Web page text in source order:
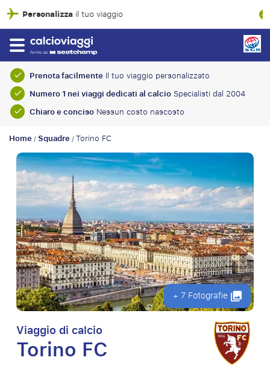
Garanzia finanziaria al 100%
Prenota facilmente Il tuo viaggio personalizzato
Numero 1 nei viaggi dedicati al calcioSpecialisti dal 2004
Chiaro e concisoNessun costo nascosto
Home/Squadre/Torino FC
+ 7 Fotografie
Viaggio di calcio
Torino FC